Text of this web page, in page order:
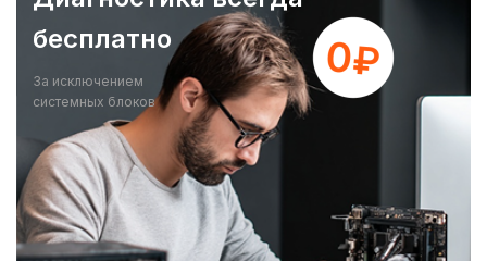
бесплатно
За исключением
системных блоков